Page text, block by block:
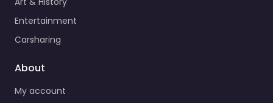
Entertainment
Carsharing
About
My account